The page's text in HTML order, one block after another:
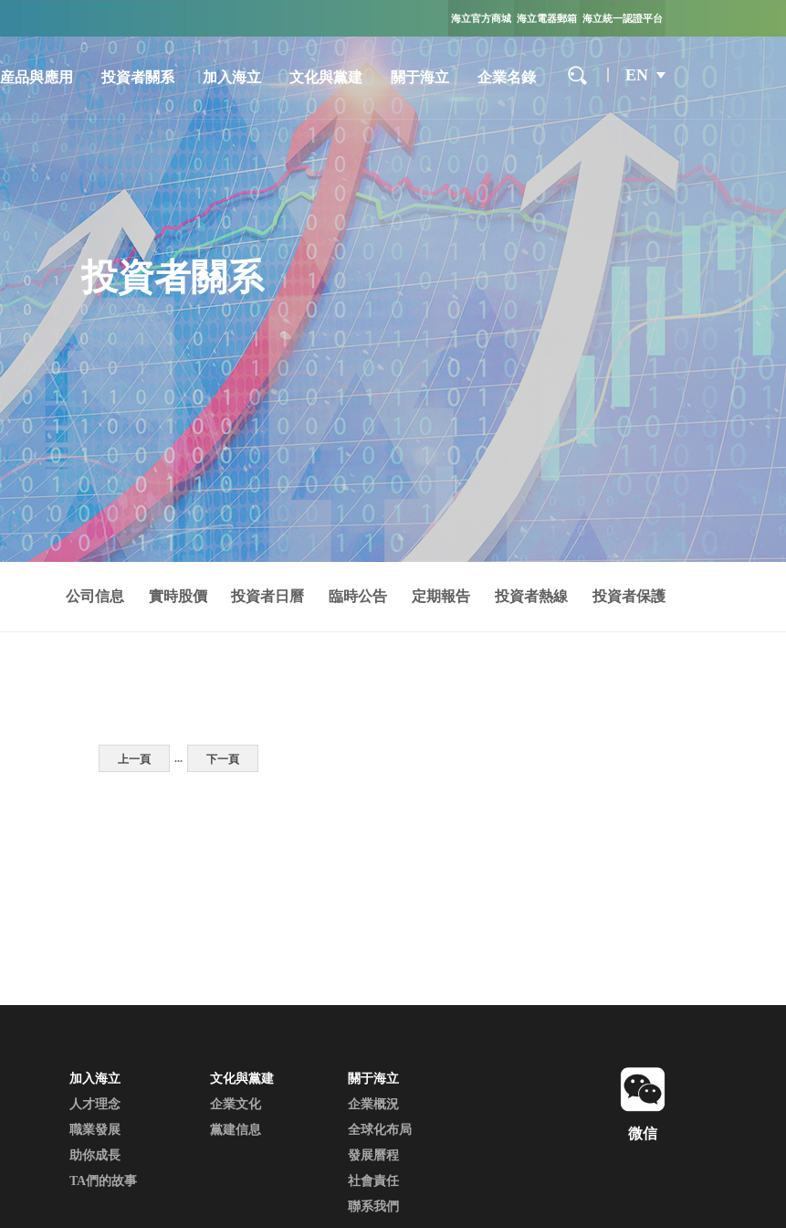
海立官方商城 海立電器郵箱 海立統一認證平台
EN
産品與應用
冷暖關聯解決方案及核心零部件
汽車零部件
投資者關系
公司信息
實時股價
投資者日曆
臨時公告
定期報告
投資者熱線
投資者保護
加入海立
人才理念
職業發展
助你成長
TA們的故事
文化與黨建
企業文化
黨建信息
關于海立
企業概況
全球化布局
發展曆程
社會責任
聯系我們
企業名錄
投資者關系
公司信息 實時股價 投資者日曆 臨時公告 定期報告 投資者熱線 投資者保護
上一頁 ... 下一頁
加入海立
人才理念
職業發展
助你成長
TA們的故事
文化與黨建
企業文化
黨建信息
關于海立
企業概況
全球化布局
發展曆程
社會責任
聯系我們
微信